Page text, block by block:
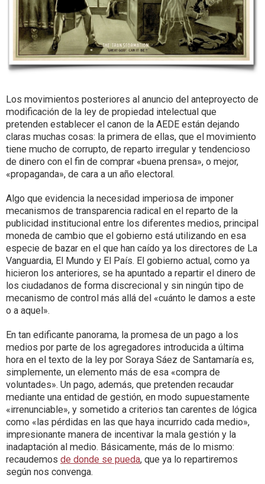
Los movimientos posteriores al anuncio del anteproyecto de
modificación de la ley de propiedad intelectual que
pretenden establecer el canon de la AEDE están dejando
claras muchas cosas: la primera de ellas, que el movimiento
tiene mucho de corrupto, de reparto irregular y tendencioso
de dinero con el fin de comprar «buena prensa», o mejor,
«propaganda», de cara a un año electoral.
Algo que evidencia la necesidad imperiosa de imponer
mecanismos de transparencia radical en el reparto de la
publicidad institucional entre los diferentes medios, principal
moneda de cambio que el gobierno está utilizando en esa
especie de bazar en el que han caído ya los directores de La
Vanguardia, El Mundo y El País. El gobierno actual, como ya
hicieron los anteriores, se ha apuntado a repartir el dinero de
los ciudadanos de forma discrecional y sin ningún tipo de
mecanismo de control más allá del «cuánto le damos a este
o a aquel».
En tan edificante panorama, la promesa de un pago a los
medios por parte de los agregadores introducida a última
hora en el texto de la ley por Soraya Sáez de Santamaría es,
simplemente, un elemento más de esa «compra de
voluntades». Un pago, además, que pretenden recaudar
mediante una entidad de gestión, en modo supuestamente
«irrenunciable», y sometido a criterios tan carentes de lógica
como «las pérdidas en las que haya incurrido cada medio»,
impresionante manera de incentivar la mala gestión y la
inadaptación al medio. Básicamente, más de lo mismo:
recaudemos de donde se pueda, que ya lo repartiremos
según nos convenga.